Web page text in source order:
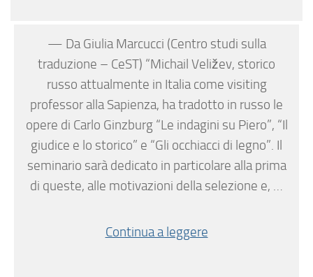
— Da Giulia Marcucci (Centro studi sulla
traduzione – CeST) “Michail Veližev, storico
russo attualmente in Italia come visiting
professor alla Sapienza, ha tradotto in russo le
opere di Carlo Ginzburg “Le indagini su Piero”, “Il
giudice e lo storico” e “Gli occhiacci di legno”. Il
seminario sarà dedicato in particolare alla prima
di queste, alle motivazioni della selezione e, …
Continua a leggere